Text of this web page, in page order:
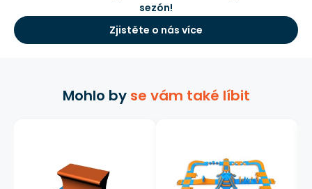
sezón!
Zjistěte o nás více
Mohlo by se vám také líbit